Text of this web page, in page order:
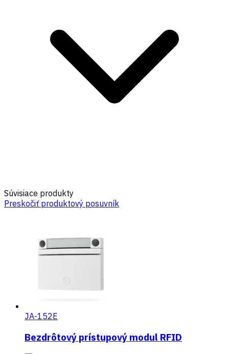
Súvisiace produkty
Preskočiť produktový posuvník
JA-152E
Bezdrôtový prístupový modul RFID